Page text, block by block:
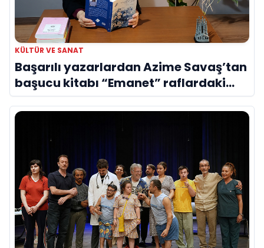
KÜLTÜR VE SANAT
Başarılı yazarlardan Azime Savaş’tan
başucu kitabı “Emanet” raflardaki
yerini aldı